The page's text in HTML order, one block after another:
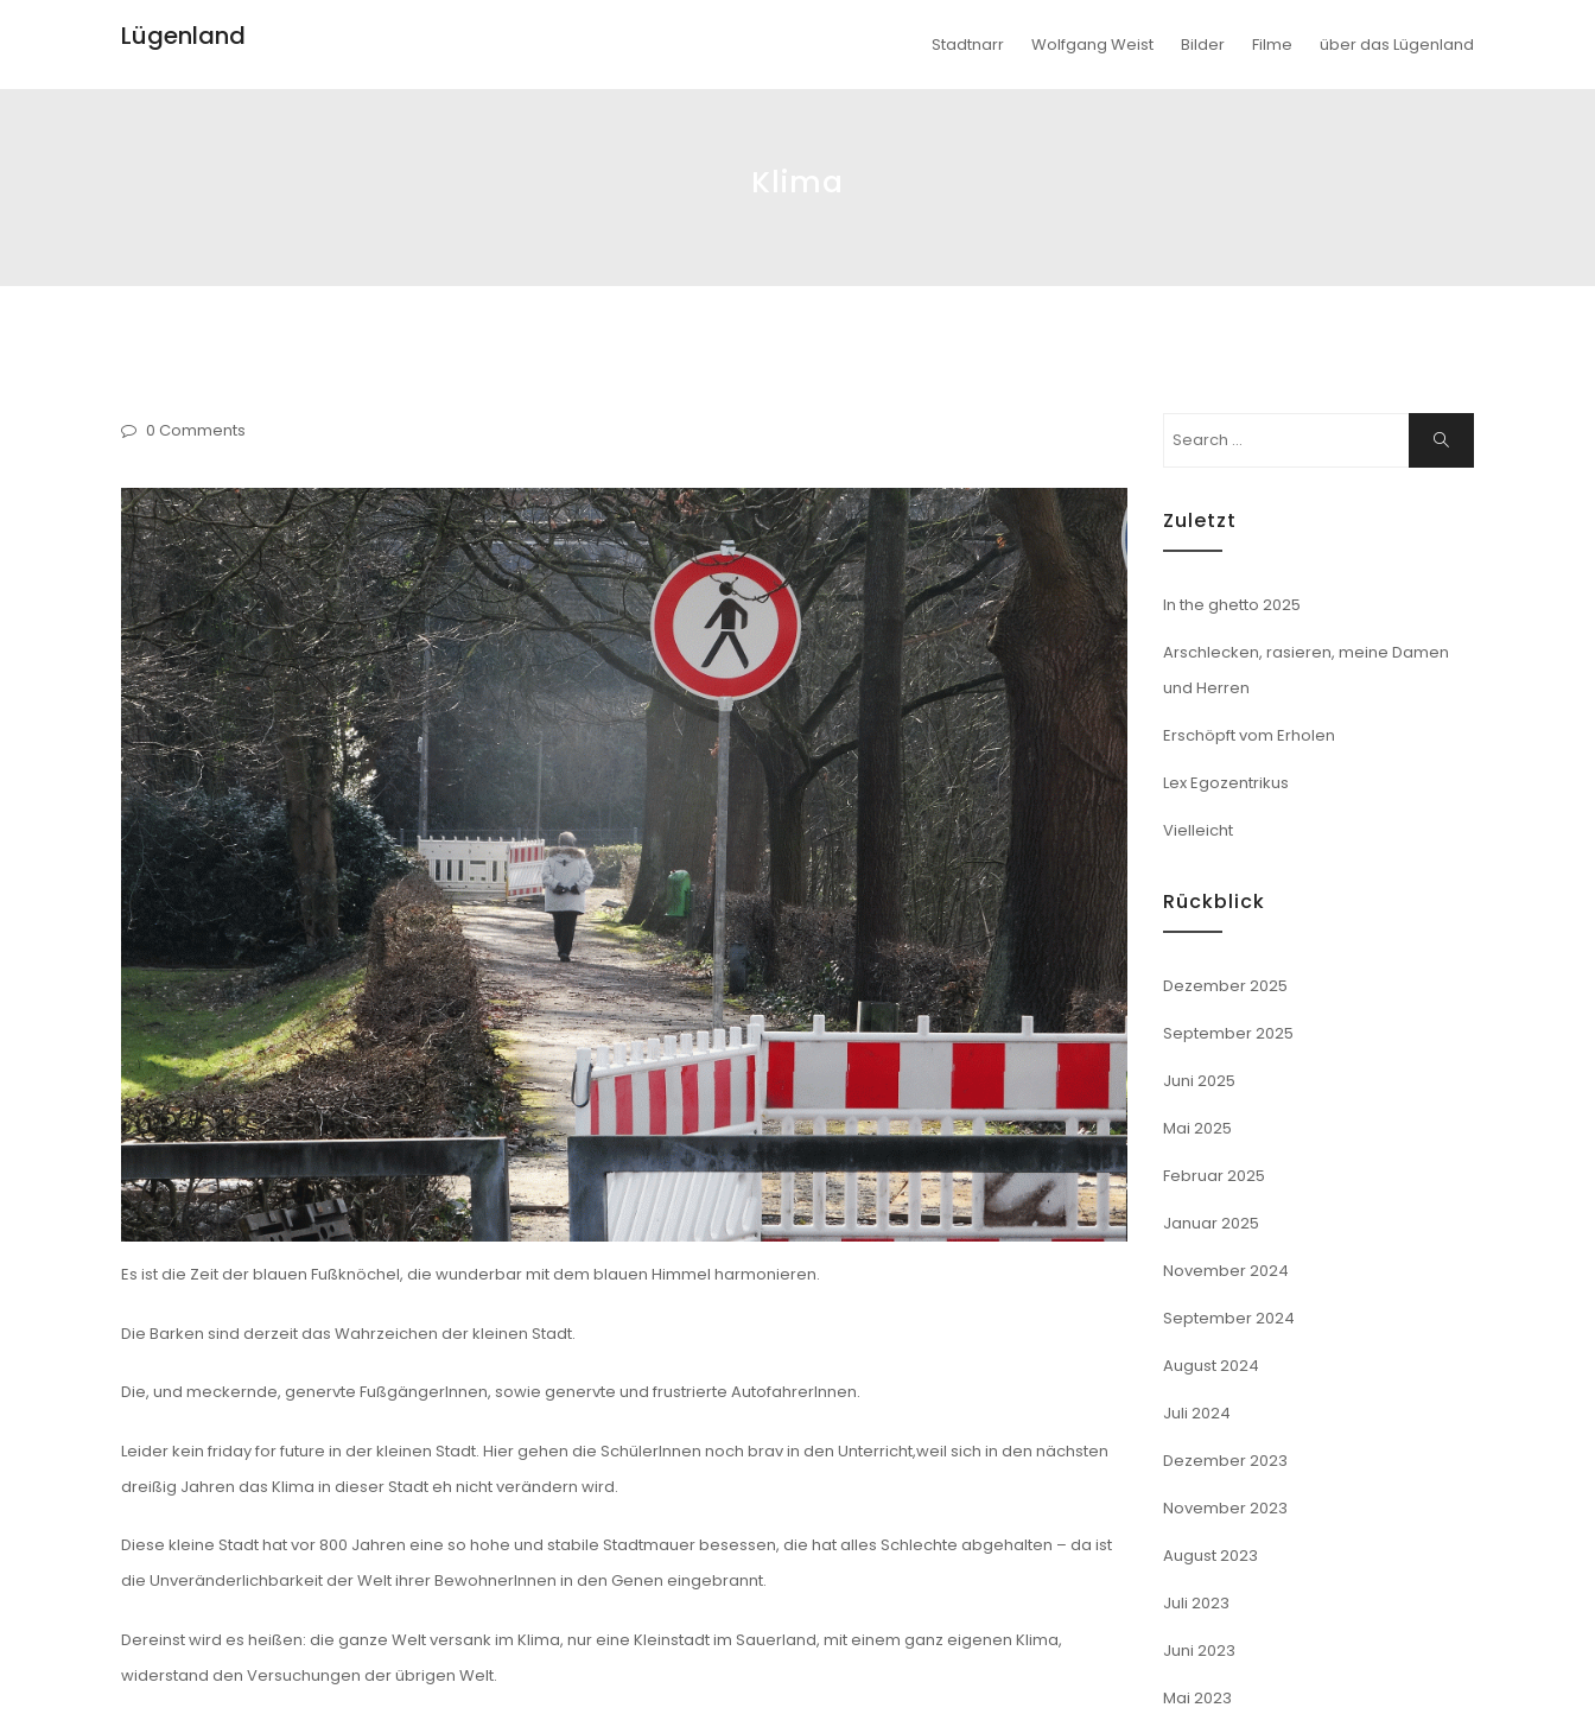
Lügenland Stadtnarr Wolfgang Weist Bilder Filme über das Lügenland
0 Comments
Es ist die Zeit der blauen Fußknöchel, die wunderbar mit dem blauen Himmel harmonieren.
Die Barken sind derzeit das Wahrzeichen der kleinen Stadt.
Die, und meckernde, genervte FußgängerInnen, sowie genervte und frustrierte AutofahrerInnen.
Leider kein friday for future in der kleinen Stadt. Hier gehen die SchülerInnen noch brav in den Unterricht,weil sich in den nächsten
dreißig Jahren das Klima in dieser Stadt eh nicht verändern wird.
Diese kleine Stadt hat vor 800 Jahren eine so hohe und stabile Stadtmauer besessen, die hat alles Schlechte abgehalten – da ist
die Unveränderlichbarkeit der Welt ihrer BewohnerInnen in den Genen eingebrannt.
Dereinst wird es heißen: die ganze Welt versank im Klima, nur eine Kleinstadt im Sauerland, mit einem ganz eigenen Klima,
widerstand den Versuchungen der übrigen Welt.
Search
Search
Zuletzt
In the ghetto 2025
Arschlecken, rasieren, meine Damen
und Herren
Erschöpft vom Erholen
Lex Egozentrikus
Vielleicht
Rückblick
Dezember 2025
September 2025
Juni 2025
Mai 2025
Februar 2025
Januar 2025
November 2024
September 2024
August 2024
Juli 2024
Dezember 2023
November 2023
August 2023
Juli 2023
Juni 2023
Mai 2023